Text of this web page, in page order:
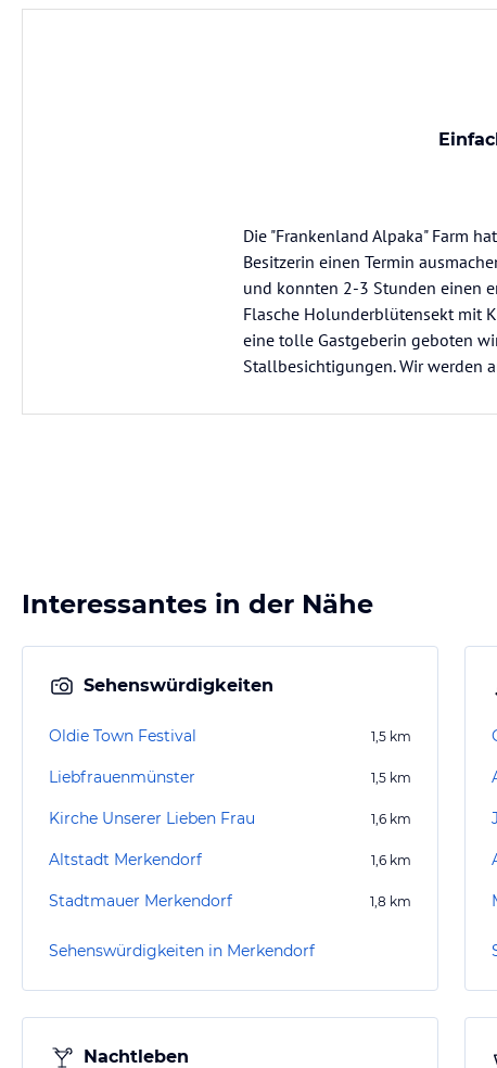
Die "Frankenland Alpaka" Farm
Besitzerin einen Termin
und konnten 2-3 Stunden einen
Flasche Holunderblütensekt mit
eine tolle Gastgeberin geboten
Stallbesichtigungen. Wir werden
Interessantes in der Nähe
Sehenswürdigkeiten
Oldie Town Festival 1,5 km
Liebfrauenmünster 1,5 km
Kirche Unserer Lieben Frau 1,6 km
Altstadt Merkendorf 1,6 km
Stadtmauer Merkendorf 1,8 km
Sehenswürdigkeiten in Merkendorf
Nachtleben